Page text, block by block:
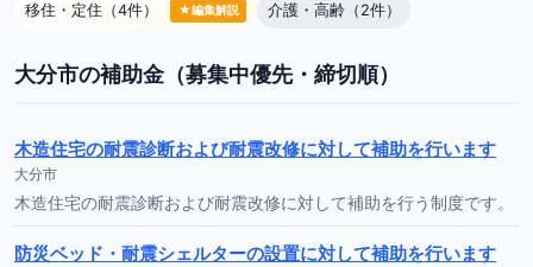
移住・定住（4件） ★編集解説 介護・高齢（2件）
大分市の補助金（募集中優先・締切順）
木造住宅の耐震診断および耐震改修に対して補助を行います
大分市
木造住宅の耐震診断および耐震改修に対して補助を行う制度です。
防災ベッド・耐震シェルターの設置に対して補助を行います